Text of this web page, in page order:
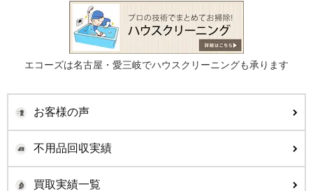
エコーズは名古屋・愛三岐でハウスクリーニングも承ります
お客様の声
不用品回収実績
買取実績一覧